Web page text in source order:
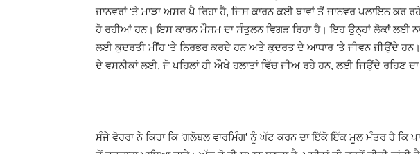
ਜਾਨਵਰਾਂ ‘ਤੇ ਮਾੜਾ ਅਸਰ ਪੈ ਰਿਹਾ ਹੈ, ਜਿਸ ਕਾਰਨ ਕਈ ਥਾਵਾਂ ਤੋਂ ਜਾਨਵਰ ਪਲਾਇਨ
ਹੋ ਰਹੀਆਂ ਹਨ। ਇਸ ਕਾਰਨ ਮੌਸਮ ਦਾ ਸੰਤੁਲਨ ਵਿਗੜ ਰਿਹਾ ਹੈ। ਇਹ ਉਨ੍ਹਾਂ ਲੋਕਾਂ ਲਈ
ਲਈ ਕੁਦਰਤੀ ਮੀਂਹ ‘ਤੇ ਨਿਰਭਰ ਕਰਦੇ ਹਨ ਅਤੇ ਕੁਦਰਤ ਦੇ ਆਧਾਰ ‘ਤੇ ਜੀਵਨ ਜੀਉਂਦੇ
ਦੇ ਵਸਨੀਕਾਂ ਲਈ, ਜੋ ਪਹਿਲਾਂ ਹੀ ਔਖੇ ਹਲਾਤਾਂ ਵਿੱਚ ਜੀਅ ਰਹੇ ਹਨ, ਲਈ ਜਿਉਂਦੇ ਰਹਿਣ
ਸੰਜੇ ਵੋਹਰਾ ਨੇ ਕਿਹਾ ਕਿ ‘ਗਲੋਬਲ ਵਾਰਮਿੰਗ’ ਨੂੰ ਘੱਟ ਕਰਨ ਦਾ ਇੱਕੋ ਇੱਕ ਮੂਲ ਮੰਤਰ ਹੈ ਕਿ